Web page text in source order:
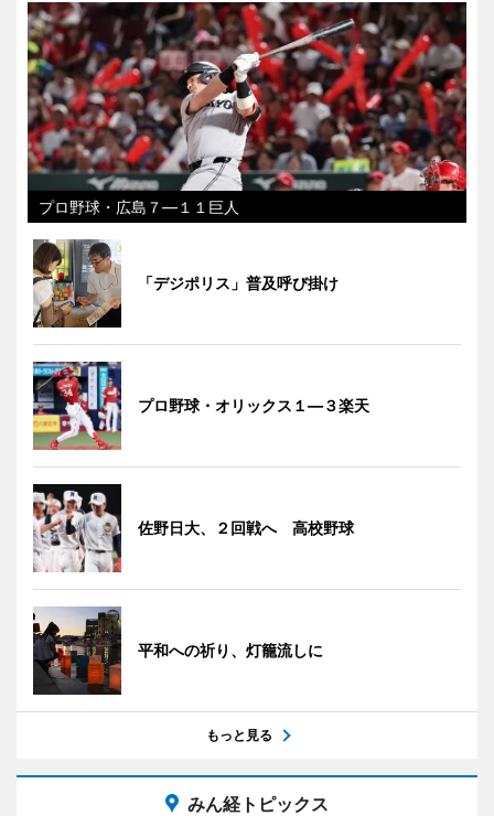
プロ野球・広島７―１１巨人
「デジポリス」普及呼び掛け
プロ野球・オリックス１―３楽天
佐野日大、２回戦へ 高校野球
平和への祈り、灯籠流しに
もっと見る
みん経トピックス